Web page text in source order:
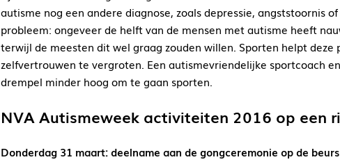
autisme nog een andere diagnose, zoals depressie, angststoornis
probleem: ongeveer de helft van de mensen met autisme heeft
terwijl de meesten dit wel graag zouden willen. Sporten helpt
zelfvertrouwen te vergroten. Een autismevriendelijke sportcoach
drempel minder hoog om te gaan sporten.
NVA Autismeweek activiteiten 2016 op een
Donderdag 31 maart: deelname aan de gongceremonie op de